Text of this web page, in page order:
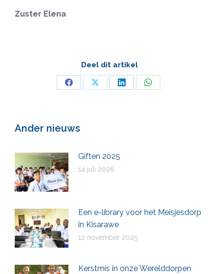
Zuster Elena
Deel dit artikel
Deel
Deel
Deel
Deel
Ander nieuws
Giften 2025
14 juli 2026
Een e-library voor het Meisjesdorp
in Kisarawe
12 november 2025
Kerstmis in onze Werelddorpen